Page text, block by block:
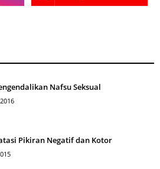
Nafsu Seksual
Pikiran Negatif dan Kotor